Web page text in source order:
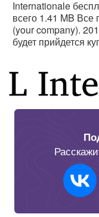
Internationale
всего 1.41 MB
(your company).
будет прийдется